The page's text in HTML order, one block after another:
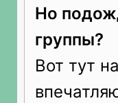
Но
группы?
Вот тут